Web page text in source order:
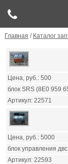
Главная / Каталог
500
блок SRS (8E0 959
22571
5000
блок управления
22593